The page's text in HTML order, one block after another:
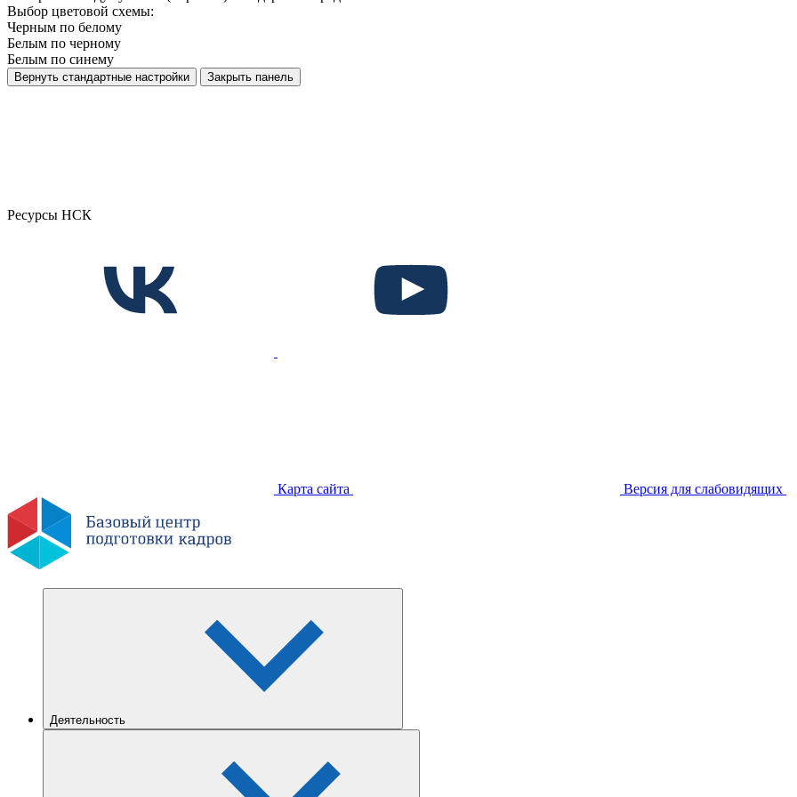
Выбор цветовой схемы:
Черным по белому
Белым по черному
Белым по синему
Вернуть стандартные настройки Закрыть панель
Ресурсы НСК
Карта сайта Версия для слабовидящих
Деятельность